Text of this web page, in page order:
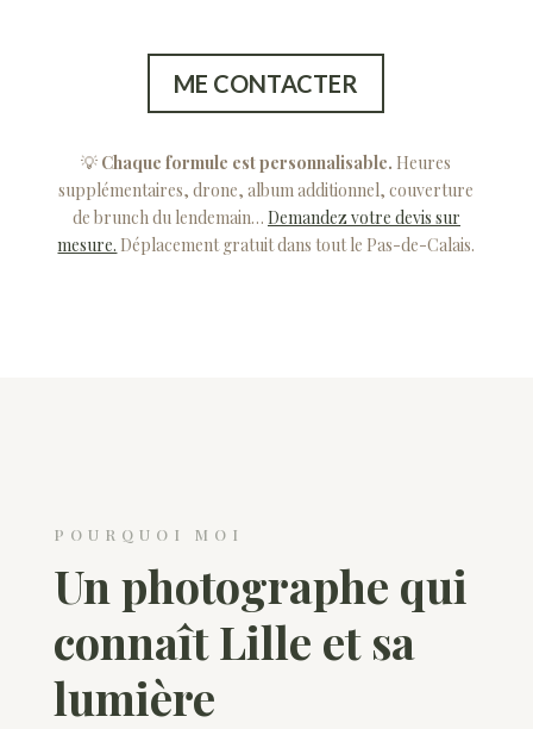
ME CONTACTER
💡 Chaque formule est personnalisable. Heures
supplémentaires, drone, album additionnel, couverture
de brunch du lendemain… Demandez votre devis sur
mesure. Déplacement gratuit dans tout le Pas-de-Calais.
POURQUOI MOI
Un photographe qui
connaît Lille et sa
lumière